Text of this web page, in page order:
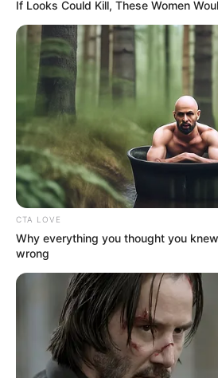
Ακολουθήστε το
News
ΤΑ ΠΙΟ
If Looks Could Kill, These Women
CTA LOVE
Why everything you thought you
wrong